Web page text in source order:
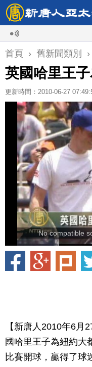
首頁 › 舊新聞類別 ›
英國哈里王
更新時間：2010-06-27
No compatible
【新唐人2010年6月
國哈里王子為紐約大
比賽開球，贏得了球